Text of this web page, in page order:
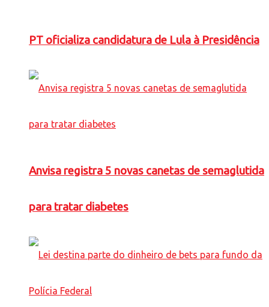
PT oficializa candidatura de Lula à Presidência
Anvisa registra 5 novas canetas de semaglutida
para tratar diabetes